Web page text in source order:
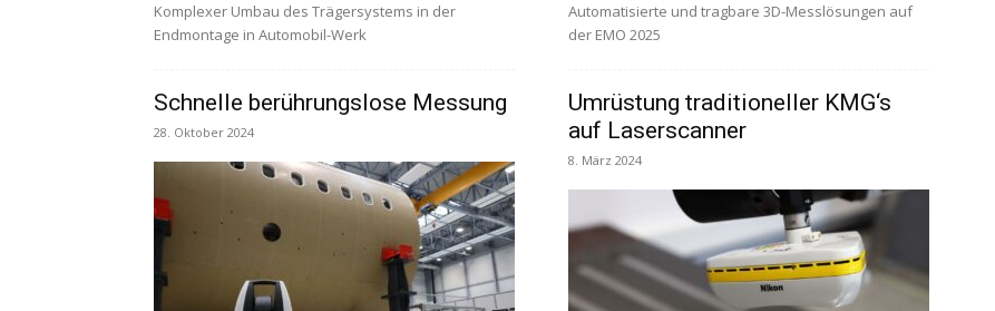
Komplexer Umbau des Trägersystems in der
Endmontage in Automobil-Werk
Automatisierte und tragbare 3D-Messlösungen auf
der EMO 2025
Schnelle berührungslose Messung
28. Oktober 2024
Umrüstung traditioneller KMG‘s
auf Laserscanner
8. März 2024